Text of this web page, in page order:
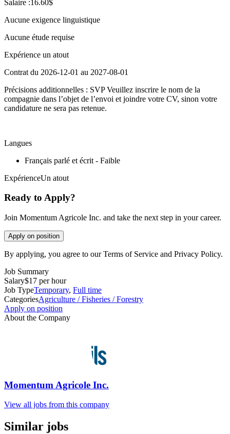
Salaire :16.60$
Aucune exigence linguistique
Aucune étude requise
Expérience un atout
Contrat du 2026-12-01 au 2027-08-01
Précisions additionnelles : SVP Veuillez inscrire le nom de la
compagnie dans l’objet de l’envoi et joindre votre CV, sinon votre
candidature ne sera pas retenue.
Langues
Français parlé et écrit - Faible
ExpérienceUn atout
Ready to Apply?
Join Momentum Agricole Inc. and take the next step in your career.
Apply on position
By applying, you agree to our Terms of Service and Privacy Policy.
Job Summary
Salary$17 per hour
Job TypeTemporary, Full time
CategoriesAgriculture / Fisheries / Forestry
Apply on position
About the Company
Momentum Agricole Inc.
View all jobs from this company
Similar jobs